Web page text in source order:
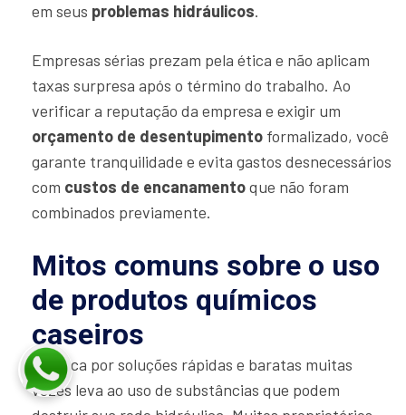
em seus problemas hidráulicos.
Empresas sérias prezam pela ética e não aplicam
taxas surpresa após o término do trabalho. Ao
verificar a reputação da empresa e exigir um
orçamento de desentupimento formalizado, você
garante tranquilidade e evita gastos desnecessários
com custos de encanamentoque não foram
combinados previamente.
Mitos comuns sobre o uso
de produtos químicos
caseiros
A busca por soluções rápidas e baratas muitas
vezes leva ao uso de substâncias que podem